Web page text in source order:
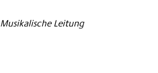
Musikalische Leitung